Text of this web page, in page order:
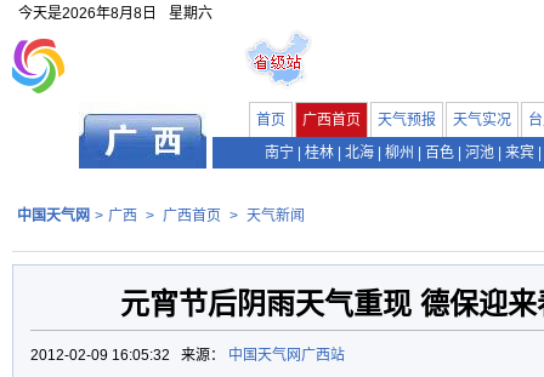
今天是2026年8月8日 星期六
首页 广西首页 天气预报 天气实况
南宁
桂林 北海 柳州 百色 河池 来宾
中国天气网 > 广西 > 广西首页 > 天气新闻
元宵节后阴雨天气重现 德保迎
2012-02-09 16:05:32 来源： 中国天气网广西站